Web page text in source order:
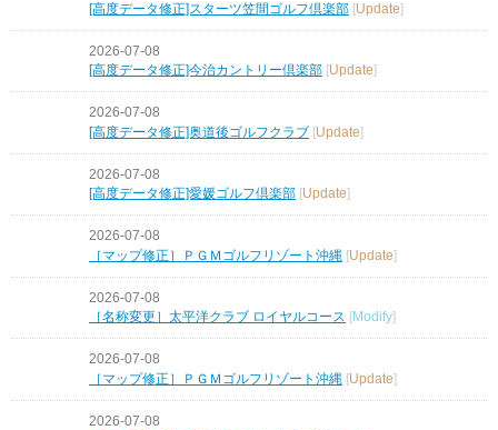
[高度データ修正]スターツ笠間ゴルフ倶楽部 [Update]
2026-07-08
[高度データ修正]今治カントリー倶楽部 Update
2026-07-08
[高度データ修正]奥道後ゴルフクラブ [Update]
2026-07-08
[高度データ修正]愛媛ゴルフ倶楽部 Update
2026-07-08
［マップ修正］ＰＧＭゴルフリゾート沖縄 [Update]
2026-07-08
［名称変更］太平洋クラブ ロイヤルコース [Modify]
2026-07-08
［マップ修正］ＰＧＭゴルフリゾート沖縄 [Update]
2026-07-08